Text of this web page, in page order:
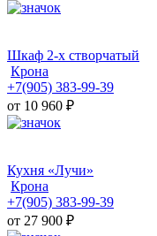
Шкаф 2-х створчатый
Крона
+7(905) 383-99-39
от 10 960 ₽
Кухня «Лучи»
Крона
+7(905) 383-99-39
от 27 900 ₽